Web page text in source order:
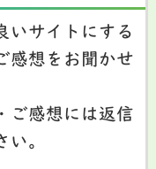
いサイトにする
感想をお聞かせ
ご感想には返信
。